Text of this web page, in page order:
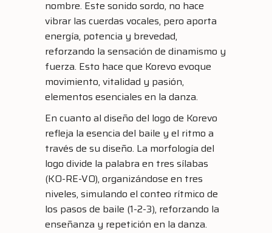
nombre. Este sonido sordo, no hace
vibrar las cuerdas vocales, pero aporta
energía, potencia y brevedad,
reforzando la sensación de dinamismo y
fuerza. Esto hace que Korevo evoque
movimiento, vitalidad y pasión,
elementos esenciales en la danza.
En cuanto al diseño del logo de Korevo
refleja la esencia del baile y el ritmo a
través de su diseño. La morfología del
logo divide la palabra en tres sílabas
(KO-RE-VO), organizándose en tres
niveles, simulando el conteo rítmico de
los pasos de baile (1-2-3), reforzando la
enseñanza y repetición en la danza.